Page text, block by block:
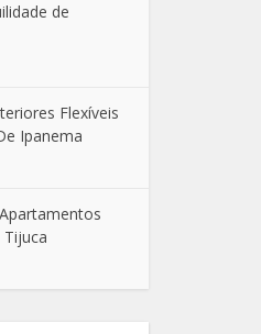
de
Flexíveis
Ipanema